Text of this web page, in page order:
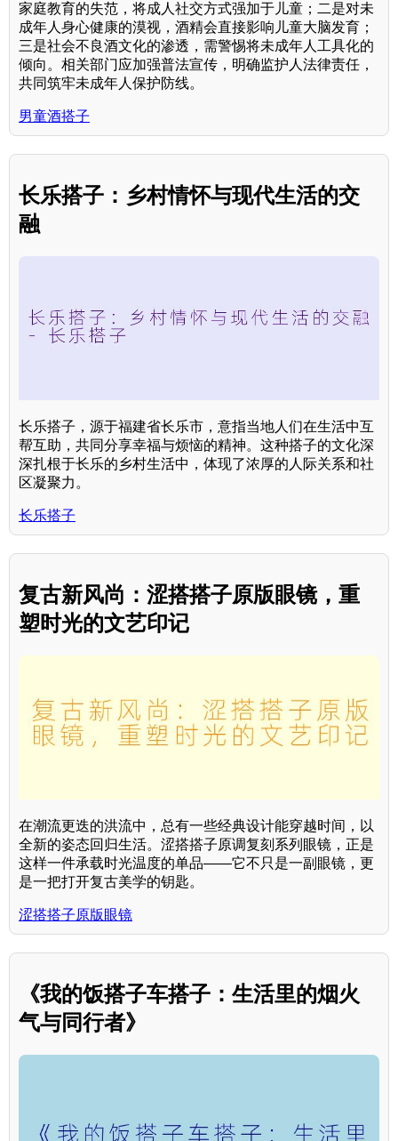
家庭教育的失范，将成人社交方式强加于儿童；二是对未
成年人身心健康的漠视，酒精会直接影响儿童大脑发育；
三是社会不良酒文化的渗透，需警惕将未成年人工具化的
倾向。相关部门应加强普法宣传，明确监护人法律责任，
共同筑牢未成年人保护防线。
男童酒搭子
长乐搭子：乡村情怀与现代生活的交
融
长乐搭子，源于福建省长乐市，意指当地人们在生活中互
帮互助，共同分享幸福与烦恼的精神。这种搭子的文化深
深扎根于长乐的乡村生活中，体现了浓厚的人际关系和社
区凝聚力。
长乐搭子
复古新风尚：涩搭搭子原版眼镜，重
塑时光的文艺印记
在潮流更迭的洪流中，总有一些经典设计能穿越时间，以
全新的姿态回归生活。涩搭搭子原调复刻系列眼镜，正是
这样一件承载时光温度的单品——它不只是一副眼镜，更
是一把打开复古美学的钥匙。
涩搭搭子原版眼镜
《我的饭搭子车搭子：生活里的烟火
气与同行者》